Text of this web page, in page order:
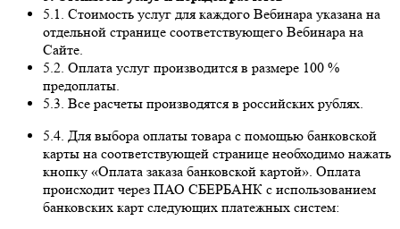
5.1. Стоимость услуг для каждого Вебинара указана на
отдельной странице соответствующего Вебинара на
Сайте.
5.2. Оплата услуг производится в размере 100 %
предоплаты.
5.3. Все расчеты производятся в российских рублях.
5.4. Для выбора оплаты товара с помощью банковской
карты на соответствующей странице необходимо нажать
кнопку «Оплата заказа банковской картой». Оплата
происходит через ПАО СБЕРБАНК с использованием
банковских карт следующих платежных систем: